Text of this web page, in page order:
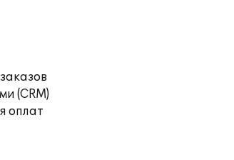
(CRM)
оплат